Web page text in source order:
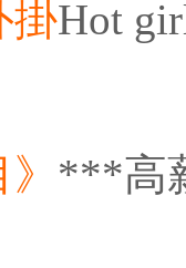
掛Hot
***高